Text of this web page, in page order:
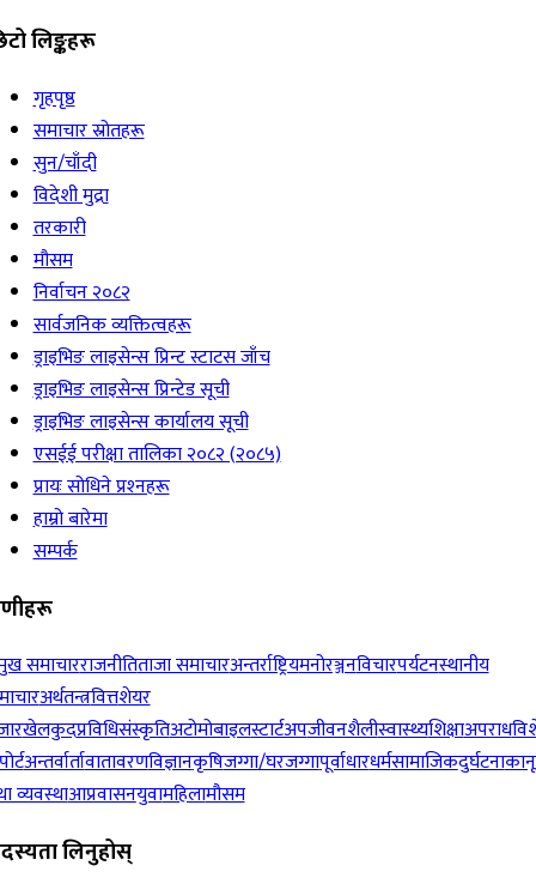
लिङ्कहरू
गृहपृष्ठ
समाचार स्रोतहरू
सुन/चाँदी
विदेशी मुद्रा
तरकारी
मौसम
निर्वाचन २०८२
सार्वजनिक व्यक्तित्वहरू
ड्राइभिङ लाइसेन्स प्रिन्ट स्टाटस जाँच
ड्राइभिङ लाइसेन्स प्रिन्टेड सूची
ड्राइभिङ लाइसेन्स कार्यालय सूची
एसईई परीक्षा तालिका २०८२ (२०८५)
प्रायः सोधिने प्रश्‍नहरू
हाम्रो बारेमा
सम्पर्क
समाचारराजनीतिताजा समाचारअन्तर्राष्ट्रियमनोरञ्जनविचारपर्यटनस्थानीय
अर्थतन्त्रवित्तशेयर
खेलकुदप्रविधिसंस्कृतिअटोमोबाइलस्टार्टअपजीवनशैलीस्वास्थ्यशिक्षाअपराध
अन्तर्वार्तावातावरणविज्ञानकृषिजग्गा/घरजग्गापूर्वाधारधर्मसामाजिकदुर्घटना
व्यवस्थाआप्रवासनयुवामहिलामौसम
लिनुहोस्